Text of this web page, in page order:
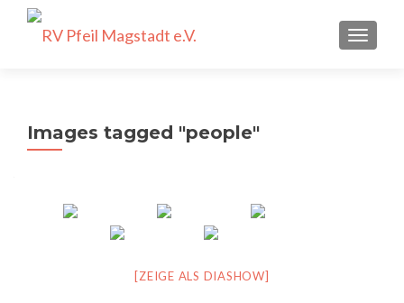
Images tagged "people"
[ZEIGE ALS DIASHOW]